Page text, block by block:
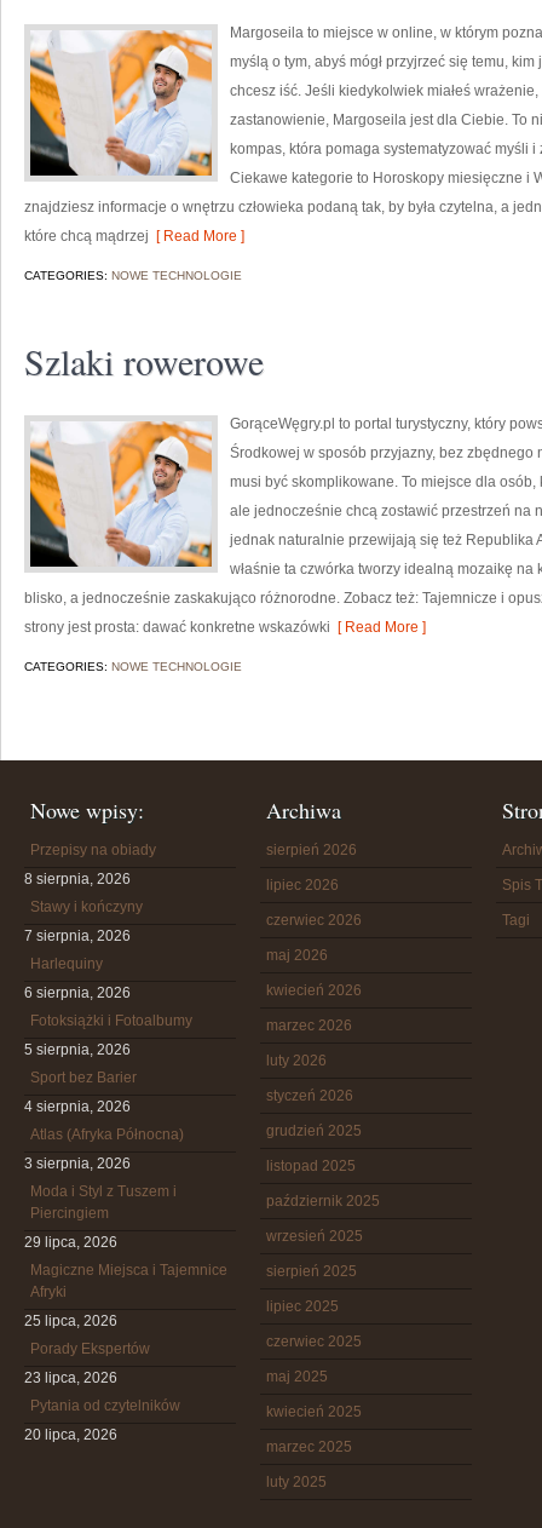
Margoseila to miejsce w online, w którym
myślą o tym, abyś mógł przyjrzeć się temu,
chcesz iść. Jeśli kiedykolwiek miałeś
zastanowienie, Margoseila jest dla Ciebie. To
kompas, która pomaga systematyzować myśli
Ciekawe kategorie to Horoskopy miesięczne i
znajdziesz informacje o wnętrzu człowieka podaną tak, by była czytelna, a
które chcą mądrzej [ Read More ]
CATEGORIES: NOWE TECHNOLOGIE
Szlaki rowerowe
GorąceWęgry.pl to portal turystyczny, który
Środkowej w sposób przyjazny, bez
musi być skomplikowane. To miejsce dla
ale jednocześnie chcą zostawić przestrzeń na
jednak naturalnie przewijają się też Republika
właśnie ta czwórka tworzy idealną mozaikę na
blisko, a jednocześnie zaskakująco różnorodne. Zobacz też: Tajemnicze i
strony jest prosta: dawać konkretne wskazówki [ Read More ]
CATEGORIES: NOWE TECHNOLOGIE
Nowe wpisy:
Przepisy na obiady
8 sierpnia, 2026
Stawy i kończyny
7 sierpnia, 2026
Harlequiny
6 sierpnia, 2026
Fotoksiążki i Fotoalbumy
5 sierpnia, 2026
Sport bez Barier
4 sierpnia, 2026
Atlas (Afryka Północna)
3 sierpnia, 2026
Moda i Styl z Tuszem i
Piercingiem
29 lipca, 2026
Magiczne Miejsca i Tajemnice
Afryki
25 lipca, 2026
Porady Ekspertów
23 lipca, 2026
Pytania od czytelników
20 lipca, 2026
Archiwa
sierpień 2026
lipiec 2026
czerwiec 2026
maj 2026
kwiecień 2026
marzec 2026
luty 2026
styczeń 2026
grudzień 2025
listopad 2025
październik 2025
wrzesień 2025
sierpień 2025
lipiec 2025
czerwiec 2025
maj 2025
kwiecień 2025
marzec 2025
luty 2025
Spis
Tagi